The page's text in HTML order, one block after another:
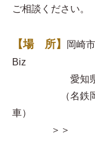
ご相談ください。
【場 所】
岡崎
Biz
愛知県岡崎
（名鉄岡崎公
車）
＞＞